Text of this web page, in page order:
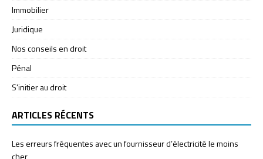
Immobilier
Juridique
Nos conseils en droit
Pénal
S'initier au droit
ARTICLES RÉCENTS
Les erreurs fréquentes avec un fournisseur d’électricité le moins